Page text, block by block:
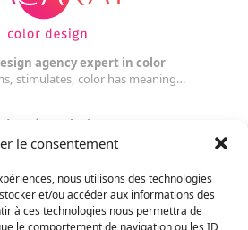
le consentement
nous utilisons des technologies
et/ou accéder aux informations des
à ces technologies nous permettra de
le comportement de navigation ou les ID
agency expert in color
stimulates, color has meaning…
solution